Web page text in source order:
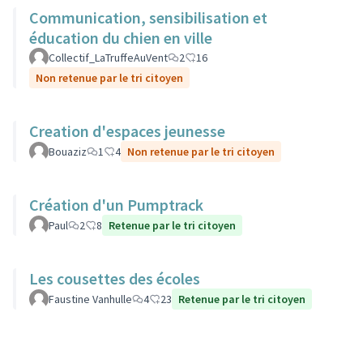
Communication, sensibilisation et
éducation du chien en ville
Collectif_LaTruffeAuVent 2
16
Non retenue par le tri citoyen
Creation d'espaces jeunesse
Bouaziz 1 4 Non retenue par le tri citoyen
Création d'un Pumptrack
Paul 2 8 Retenue par le tri citoyen
Les cousettes des écoles
Faustine Vanhulle 4 23 Retenue par le tri citoyen